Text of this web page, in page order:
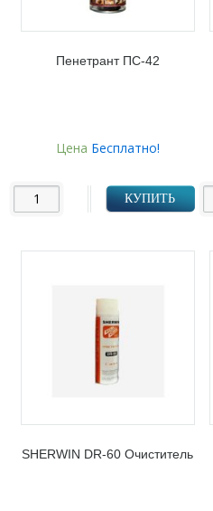
Пенетрант ПС-42
Цена Бесплатно!
КУПИТЬ
SHERWIN DR-60 Очиститель